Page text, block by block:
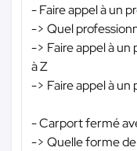
- Faire appel à un
-> Quel
-> Faire appel à
à Z
-> Faire appel à
- Carport fermé
-> Quelle forme